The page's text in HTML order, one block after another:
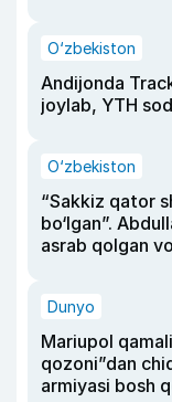
O‘zbekiston
Andijonda
joylab, YTH
O‘zbekiston
“Sakkiz qator
bo‘lgan”.
asrab qolgan
Dunyo
Mariupol
qozoni”dan
armiyasi bosh